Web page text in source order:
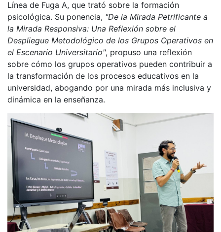
Línea de Fuga A, que trató sobre la formación
psicológica. Su ponencia, "De la Mirada Petrificante a
la Mirada Responsiva: Una Reflexión sobre el
Despliegue Metodológico de los Grupos Operativos en
el Escenario Universitario", propuso una reflexión
sobre cómo los grupos operativos pueden contribuir a
la transformación de los procesos educativos en la
universidad, abogando por una mirada más inclusiva y
dinámica en la enseñanza.